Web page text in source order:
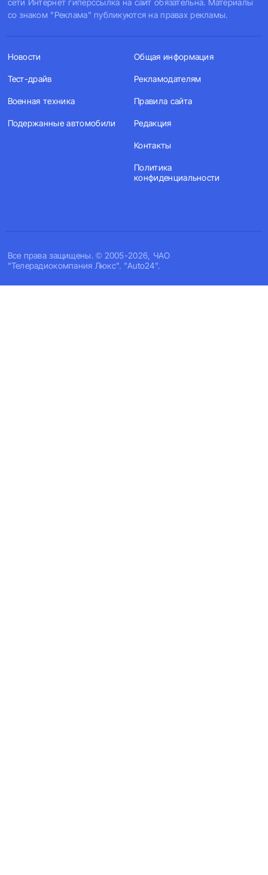
сети Интернет гиперссылка на сайт обязательна. Материалы
со знаком "Реклама" публикуются на правах рекламы.
Все права защищены. © 2005-2026, ЧАО
"Телерадиокомпания Люкс". "Auto24".
Новости
Тест-драйв
Военная техника
Подержанные автомобили
Общая информация
Рекламодателям
Правила сайта
Редакция
Контакты
Политика
конфиденциальности